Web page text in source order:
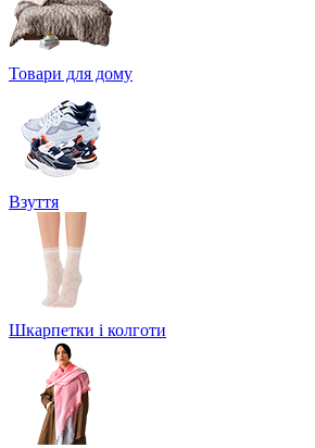
Товари для дому
Взуття
Шкарпетки і колготи